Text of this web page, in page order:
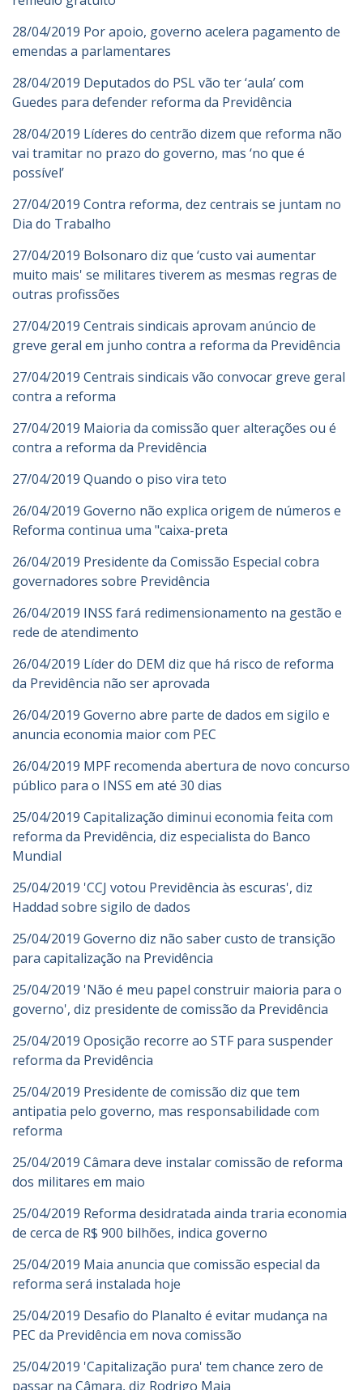
28/04/2019 Por apoio, governo acelera pagamento de
emendas a parlamentares
28/04/2019 Deputados do PSL vão ter ‘aula’ com
Guedes para defender reforma da Previdência
28/04/2019 Líderes do centrão dizem que reforma não
vai tramitar no prazo do governo, mas ‘no que é
possível’
27/04/2019 Contra reforma, dez centrais se juntam no
Dia do Trabalho
27/04/2019 Bolsonaro diz que ‘custo vai aumentar
muito mais' se militares tiverem as mesmas regras de
outras profissões
27/04/2019 Centrais sindicais aprovam anúncio de
greve geral em junho contra a reforma da Previdência
27/04/2019 Centrais sindicais vão convocar greve geral
contra a reforma
27/04/2019 Maioria da comissão quer alterações ou é
contra a reforma da Previdência
27/04/2019 Quando o piso vira teto
26/04/2019 Governo não explica origem de números e
Reforma continua uma "caixa-preta
26/04/2019 Presidente da Comissão Especial cobra
governadores sobre Previdência
26/04/2019 INSS fará redimensionamento na gestão e
rede de atendimento
26/04/2019 Líder do DEM diz que há risco de reforma
da Previdência não ser aprovada
26/04/2019 Governo abre parte de dados em sigilo e
anuncia economia maior com PEC
26/04/2019 MPF recomenda abertura de novo concurso
público para o INSS em até 30 dias
25/04/2019 Capitalização diminui economia feita com
reforma da Previdência, diz especialista do Banco
Mundial
25/04/2019 'CCJ votou Previdência às escuras', diz
Haddad sobre sigilo de dados
25/04/2019 Governo diz não saber custo de transição
para capitalização na Previdência
25/04/2019 'Não é meu papel construir maioria para o
governo', diz presidente de comissão da Previdência
25/04/2019 Oposição recorre ao STF para suspender
reforma da Previdência
25/04/2019 Presidente de comissão diz que tem
antipatia pelo governo, mas responsabilidade com
reforma
25/04/2019 Câmara deve instalar comissão de reforma
dos militares em maio
25/04/2019 Reforma desidratada ainda traria economia
de cerca de R$ 900 bilhões, indica governo
25/04/2019 Maia anuncia que comissão especial da
reforma será instalada hoje
25/04/2019 Desafio do Planalto é evitar mudança na
PEC da Previdência em nova comissão
25/04/2019 'Capitalização pura' tem chance zero de
passar na Câmara, diz Rodrigo Maia